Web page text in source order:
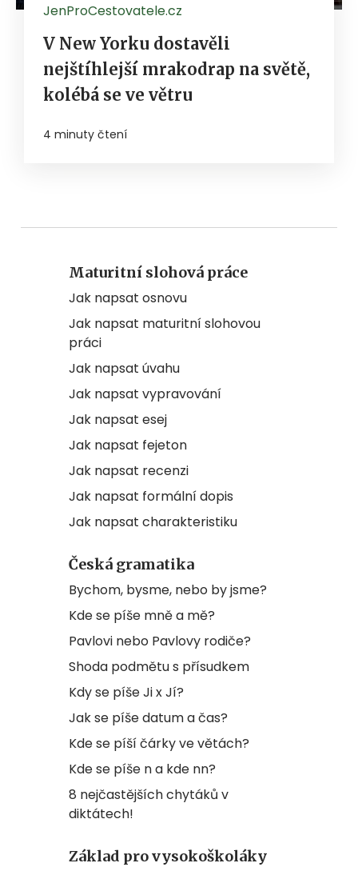
JenProCestovatele.cz
V New Yorku dostavěli
nejštíhlejší mrakodrap na světě,
kolébá se ve větru
4 minuty čtení
Maturitní slohová práce
Jak napsat osnovu
Jak napsat maturitní slohovou
práci
Jak napsat úvahu
Jak napsat vypravování
Jak napsat esej
Jak napsat fejeton
Jak napsat recenzi
Jak napsat formální dopis
Jak napsat charakteristiku
Česká gramatika
Bychom, bysme, nebo by jsme?
Kde se píše mně a mě?
Pavlovi nebo Pavlovy rodiče?
Shoda podmětu s přísudkem
Kdy se píše Ji x Jí?
Jak se píše datum a čas?
Kde se píší čárky ve větách?
Kde se píše n a kde nn?
8 nejčastějších chytáků v
diktátech!
Základ pro vysokoškoláky